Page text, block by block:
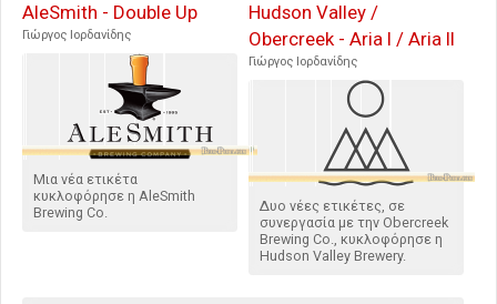
AleSmith - Double Up
Γιώργος Ιορδανίδης
Μια νέα ετικέτα
κυκλοφόρησε η AleSmith
Brewing Co.
Hudson Valley /
Obercreek - Aria I / Aria II
Γιώργος Ιορδανίδης
Δυο νέες ετικέτες, σε
συνεργασία με την Obercreek
Brewing Co., κυκλοφόρησε η
Hudson Valley Brewery.